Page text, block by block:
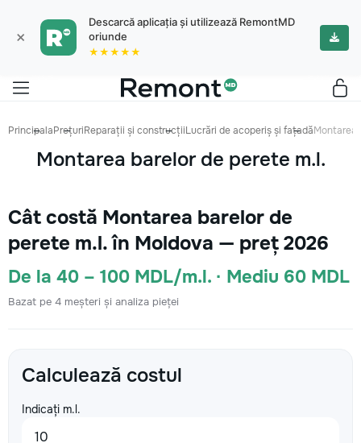
×
Descarcă aplicația și utilizează RemontMD
oriunde
★★★★★
PrincipalaPrețuriReparații și construcțiiLucrări de acoperiș și fațadăMontarea
Montarea barelor de perete m.l.
Cât costă Montarea barelor de
perete m.l. în Moldova — preț 2026
De la 40 – 100 MDL/m.l. · Mediu 60 MDL
Bazat pe 4 meșteri și analiza pieței
Calculează costul
Indicați m.l.